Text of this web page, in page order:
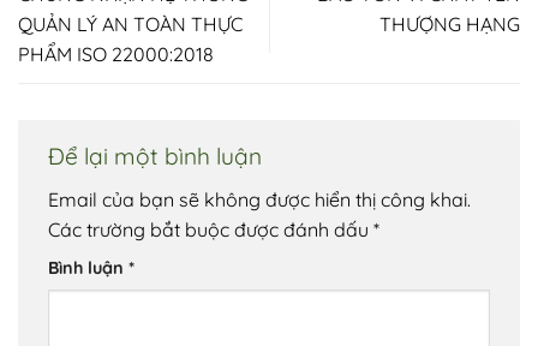
QUẢN LÝ AN TOÀN THỰC
PHẨM ISO 22000:2018
THƯỢNG HẠNG
Để lại một bình luận
Email của bạn sẽ không được hiển thị công khai.
Các trường bắt buộc được đánh dấu *
Bình luận *